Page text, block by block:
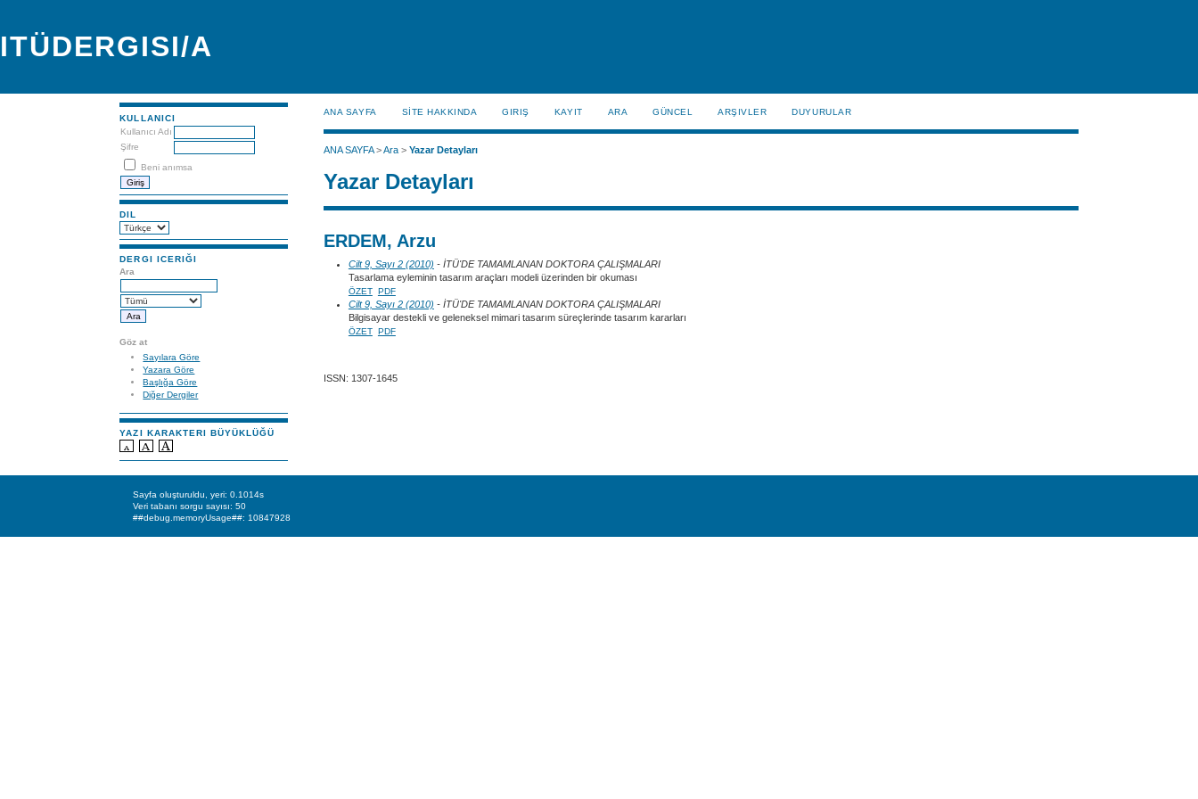
ITÜDERGISI/A
KULLANICI
Kullanıcı Adı
Şifre
Beni anımsa
DIL
DERGI ICERIĞI
Ara
Göz at
Sayılara Göre
Yazara Göre
Başlığa Göre
Diğer Dergiler
YAZI KARAKTERI BÜYÜKLÜĞÜ
ANA SAYFA SİTE HAKKINDA GIRIŞ KAYIT ARA GÜNCEL ARŞIVLER DUYURULAR
ANA SAYFA>Ara> Yazar Detayları
Yazar Detayları
ERDEM, Arzu
Cilt 9, Sayı 2 (2010) - İTÜ'DE TAMAMLANAN DOKTORA ÇALIŞMALARI
Tasarlama eyleminin tasarım araçları modeli üzerinden bir okuması
ÖZET PDF
Cilt 9, Sayı 2 (2010) - İTÜ'DE TAMAMLANAN DOKTORA ÇALIŞMALARI
Bilgisayar destekli ve geleneksel mimari tasarım süreçlerinde tasarım kararları
ÖZET PDF
ISSN: 1307-1645
Sayfa oluşturuldu, yeri: 0.1014s
Veri tabanı sorgu sayısı: 50
##debug.memoryUsage##: 10847928